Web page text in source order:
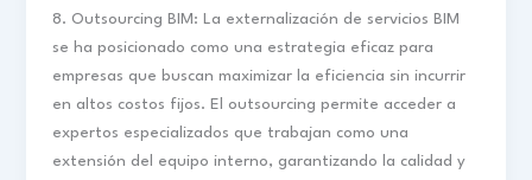
8. Outsourcing BIM: La externalización de servicios BIM
se ha posicionado como una estrategia eficaz para
empresas que buscan maximizar la eficiencia sin incurrir
en altos costos fijos. El outsourcing permite acceder a
expertos especializados que trabajan como una
extensión del equipo interno, garantizando la calidad y